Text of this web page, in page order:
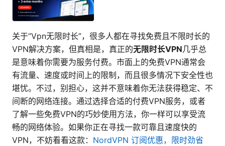
关于“Vpn无限时长”，很多人都在寻找免费且不限时长的
VPN解决方案，但真相是，真正的无限时长VPN几乎总
是意味着你需要为服务付费。市面上的免费VPN通常会
有流量、速度或时间上的限制，而且很多情况下安全性也
堪忧。不过，别担心，这并不意味着你无法获得稳定、不
间断的网络连接。通过选择合适的付费VPN服务，或者
了解一些免费VPN的巧妙使用方法，你一样可以享受流
畅的网络体验。如果你正在寻找一款可靠且速度快的
VPN，不妨看看这款： NordVPN 订阅优惠，限时劲省